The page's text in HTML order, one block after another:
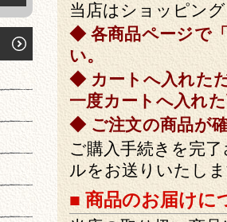
当店はショッピン
◆ 各商品ページで
い。
◆ カートへ入れた
一度カートへ入れ
◆ ご注文の商品が
ご購入手続きを完
ルをお送りいたし
■ 商品のお届けに